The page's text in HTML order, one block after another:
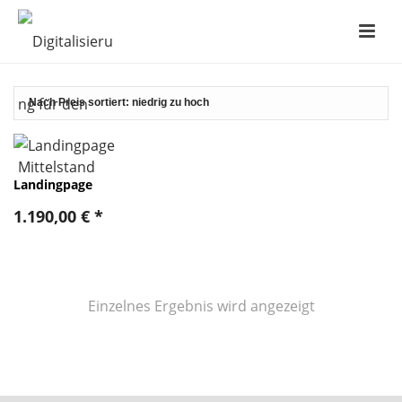
Landingpage
1.190,00 € *
Einzelnes Ergebnis wird angezeigt